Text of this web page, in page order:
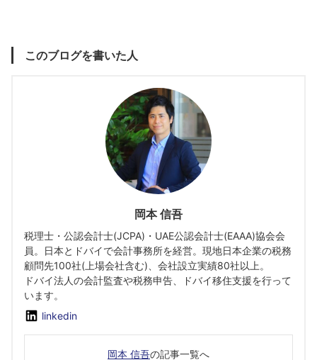
このブログを書いた人
岡本 信吾
税理士・公認会計士(JCPA)・UAE公認会計士(EAAA)協会会
員。日本とドバイで会計事務所を経営。現地日本企業の税務
顧問先100社(上場会社含む)、会社設立実績80社以上。
ドバイ法人の会計監査や税務申告、ドバイ移住支援を行って
います。
linkedin
岡本 信吾の記事一覧へ